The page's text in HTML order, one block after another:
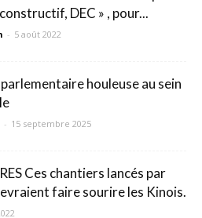
DEC » , pour...
- 5 août 2022
houleuse au sein
- 15 septembre 2025
Ces chantiers lancés par
faire sourire les Kinois.